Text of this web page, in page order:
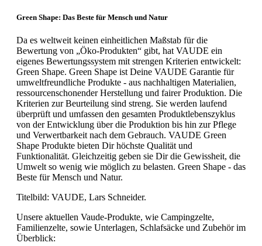
Green Shape: Das Beste für Mensch und Natur
Da es weltweit keinen einheitlichen Maßstab für die
Bewertung von „Öko-Produkten“ gibt, hat VAUDE ein
eigenes Bewertungssystem mit strengen Kriterien entwickelt:
Green Shape. Green Shape ist Deine VAUDE Garantie für
umweltfreundliche Produkte - aus nachhaltigen Materialien,
ressourcenschonender Herstellung und fairer Produktion. Die
Kriterien zur Beurteilung sind streng. Sie werden laufend
überprüft und umfassen den gesamten Produktlebenszyklus
von der Entwicklung über die Produktion bis hin zur Pflege
und Verwertbarkeit nach dem Gebrauch. VAUDE Green
Shape Produkte bieten Dir höchste Qualität und
Funktionalität. Gleichzeitig geben sie Dir die Gewissheit, die
Umwelt so wenig wie möglich zu belasten. Green Shape - das
Beste für Mensch und Natur.
Titelbild: VAUDE, Lars Schneider.
Unsere aktuellen Vaude-Produkte, wie Campingzelte,
Familienzelte, sowie Unterlagen, Schlafsäcke und Zubehör im
Überblick: